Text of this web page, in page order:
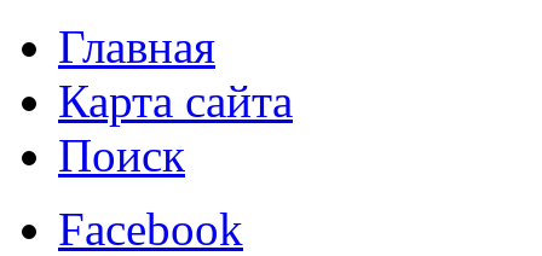
Главная
Карта сайта
Поиск
Facebook